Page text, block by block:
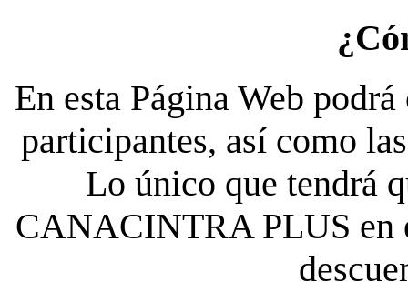
En esta Página Web
participantes, así como
Lo único que tendrá
CANACINTRA PLUS en